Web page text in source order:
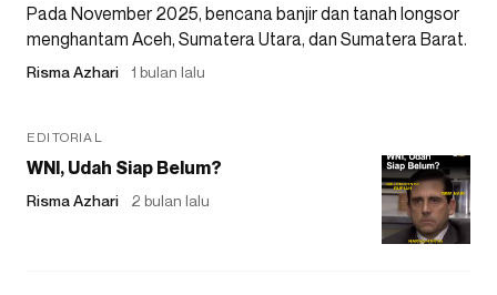
Pada November 2025, bencana banjir dan tanah longsor
menghantam Aceh, Sumatera Utara, dan Sumatera Barat.
Risma Azhari 1 bulan lalu
EDITORIAL
WNI, Udah Siap Belum?
Risma Azhari 2 bulan lalu